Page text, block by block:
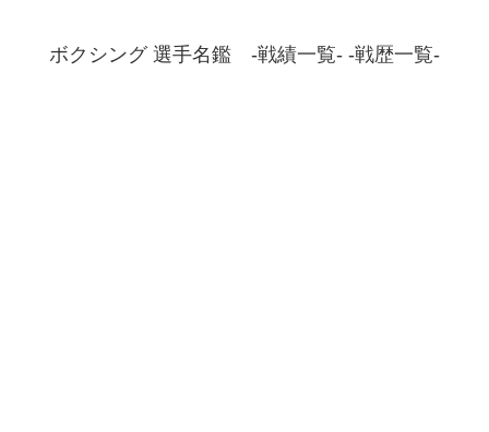
ボクシング 選手名鑑 -戦績一覧- -戦歴一覧-